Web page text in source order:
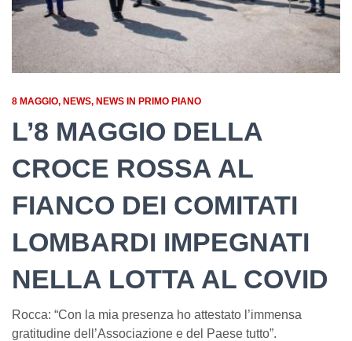
8 MAGGIO NEWS NEWS IN PRIMO PIANO
L’8 MAGGIO DELLA
CROCE ROSSA AL
FIANCO DEI COMITATI
LOMBARDI IMPEGNATI
NELLA LOTTA AL COVID
Rocca: “Con la mia presenza ho attestato l’immensa
gratitudine dell’Associazione e del Paese tutto”.